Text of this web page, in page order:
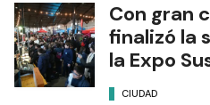
Con gran
finalizó la
la Expo
CIUDAD